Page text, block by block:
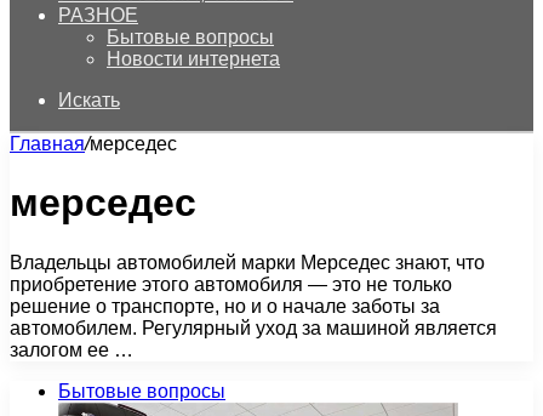
РАЗНОЕ
Бытовые вопросы
Новости интернета
Искать
Главная/мерседес
мерседес
Владельцы автомобилей марки Мерседес знают, что
приобретение этого автомобиля — это не только
решение о транспорте, но и о начале заботы за
автомобилем. Регулярный уход за машиной является
залогом ее …
Бытовые вопросы